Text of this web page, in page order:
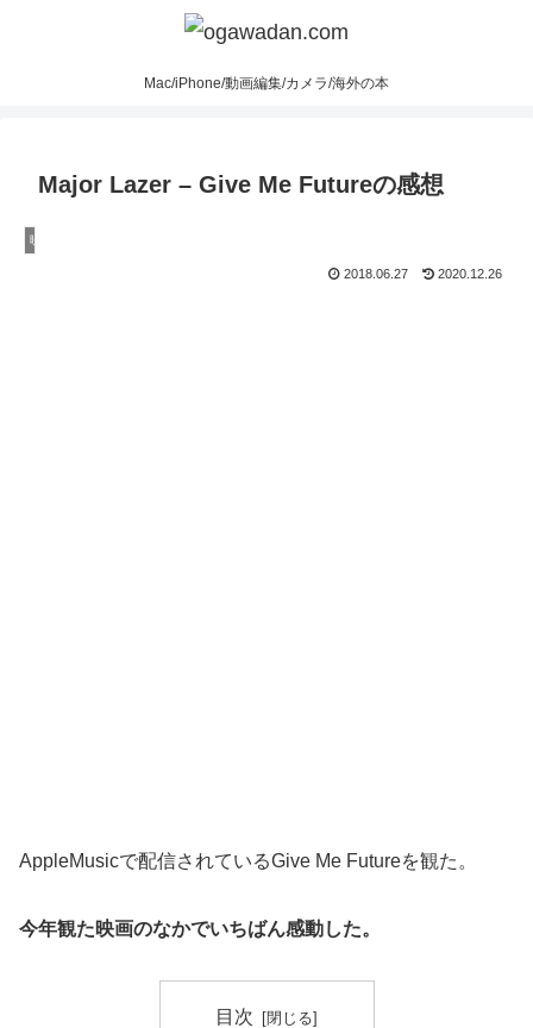
Mac/iPhone/動画編集/カメラ/海外の本
Major Lazer – Give Me Futureの感想
映画
2018.06.27 2020.12.26
AppleMusicで配信されているGive Me Futureを観た。
今年観た映画のなかでいちばん感動した。
目次